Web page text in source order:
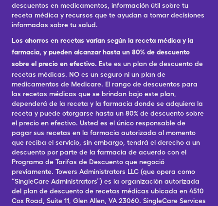
descuentos en medicamentos, información útil sobre tu
receta médica y recursos que te ayudan a tomar decisiones
informadas sobre tu salud.
Los ahorros en recetas varían según la receta médica y la
farmacia, y pueden alcanzar hasta un 80% de descuento
sobre el precio en efectivo. Este es un plan de descuento de
recetas médicas. NO es un seguro ni un plan de
medicamentos de Medicare. El rango de descuentos para
las recetas médicas que se brindan bajo este plan,
dependerá de la receta y la farmacia donde se adquiera la
receta y puede otorgarse hasta un 80% de descuento sobre
el precio en efectivo. Usted es el único responsable de
pagar sus recetas en la farmacia autorizada al momento
que reciba el servicio, sin embargo, tendrá el derecho a un
descuento por parte de la farmacia de acuerdo con el
Programa de Tarifas de Descuento que negoció
previamente. Towers Administrators LLC (que opera como
“SingleCare Administrators”) es la organización autorizada
del plan de descuento de recetas médicas ubicada en 4510
Cox Road, Suite 11, Glen Allen, VA 23060. SingleCare Services